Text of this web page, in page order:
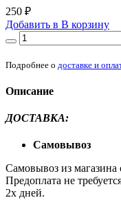
250 ₽
Добавить в В корзину
Подробнее о доставке и
Описание
ДОСТАВКА:
Самовывоз
Самовывоз из магазина
Предоплата не
2х дней.